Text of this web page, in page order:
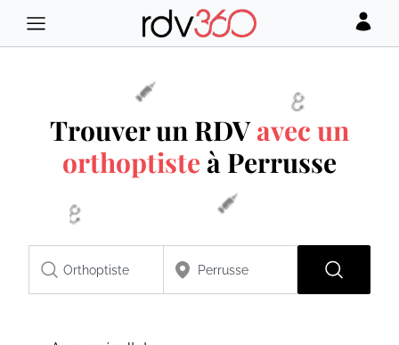
Trouver un RDVavec un
orthoptiste à Perrusse